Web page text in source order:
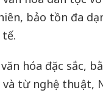
bảo tồn đa
hóa đặc sắc,
từ nghệ thuật,